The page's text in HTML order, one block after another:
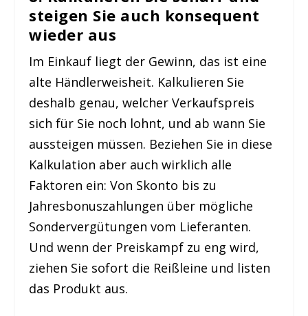
steigen Sie auch konsequent
wieder aus
Im Einkauf liegt der Gewinn, das ist eine
alte Händlerweisheit. Kalkulieren Sie
deshalb genau, welcher Verkaufspreis
sich für Sie noch lohnt, und ab wann Sie
aussteigen müssen. Beziehen Sie in diese
Kalkulation aber auch wirklich alle
Faktoren ein: Von Skonto bis zu
Jahresbonuszahlungen über mögliche
Sondervergütungen vom Lieferanten.
Und wenn der Preiskampf zu eng wird,
ziehen Sie sofort die Reißleine und listen
das Produkt aus.